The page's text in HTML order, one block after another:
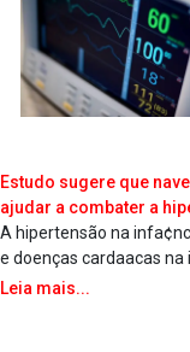
Estudo sugere que
ajudar a combater a
A hipertensão na
e doenças carda­acas na
Leia mais...